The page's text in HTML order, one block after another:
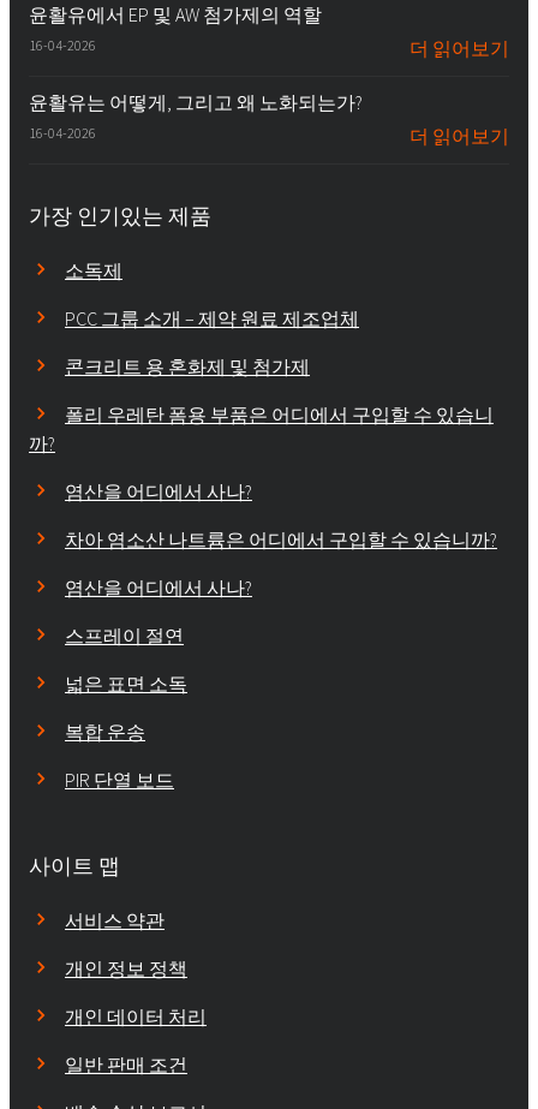
윤활유에서 EP 및 AW 첨가제의 역할
16-04-2026 더 읽어보기
윤활유는 어떻게, 그리고 왜 노화되는가?
16-04-2026 더 읽어보기
가장 인기있는 제품
소독제
PCC 그룹 소개 – 제약 원료 제조업체
콘크리트 용 혼화제 및 첨가제
폴리 우레탄 폼용 부품은 어디에서 구입할 수 있습니
까?
염산을 어디에서 사나?
차아 염소산 나트륨은 어디에서 구입할 수 있습니까?
염산을 어디에서 사나?
스프레이 절연
넓은 표면 소독
복합 운송
PIR 단열 보드
사이트 맵
서비스 약관
개인 정보 정책
개인 데이터 처리
일반 판매 조건